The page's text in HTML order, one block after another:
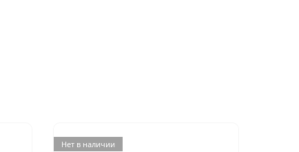
Нет в наличии